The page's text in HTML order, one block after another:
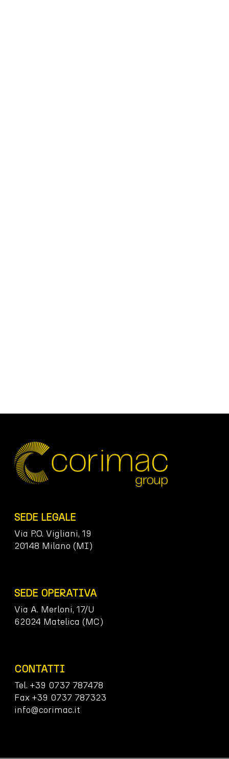
SEDE LEGALE
Via P.O. Vigliani, 19
20148 Milano (MI)
SEDE OPERATIVA
Via A. Merloni, 17/U
62024 Matelica (MC)
CONTATTI
Tel. +39 0737 787478
Fax +39 0737 787323
info@corimac.it